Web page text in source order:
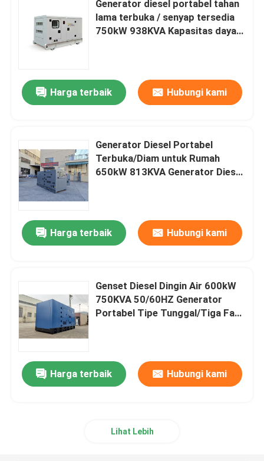
generator diesel terbuka
generator diesel Yanmar
Generator Diesel Baudouin
Generator Deutz Diesel
Generator diesel portabel tahan
lama terbuka / senyap tersedia
750kW 938KVA Kapasitas daya
Harga terbaik Hubungi kami
Generator Diesel Portabel
Terbuka/Diam untuk Rumah
650kW 813KVA Generator Diesel
Harga terbaik Hubungi kami
Genset Diesel Dingin Air 600kW
750KVA 50/60HZ Generator
Portabel Tipe Tunggal/Tiga Fase
Harga terbaik Hubungi kami
Lihat Lebih